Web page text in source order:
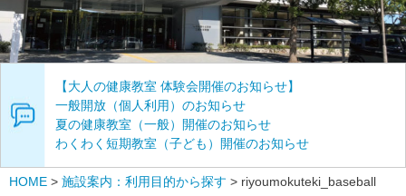
【大人の健康教室 体験会開催のお知らせ】
一般開放（個人利用）のお知らせ
夏の健康教室（一般）開催のお知らせ
わくわく短期教室（子ども）開催のお知らせ
HOME > 施設案内：利用目的から探す > riyoumokuteki_baseball